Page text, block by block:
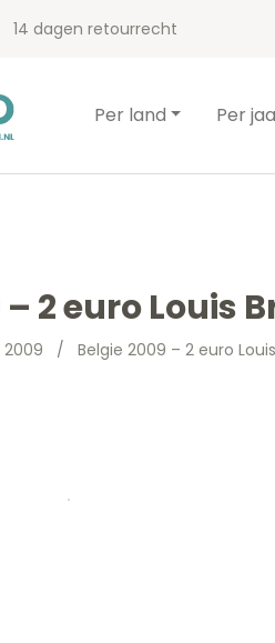
14 dagen retourrecht
Per land Per
2 euro Louis
2009 / Belgie 2009 – 2 euro